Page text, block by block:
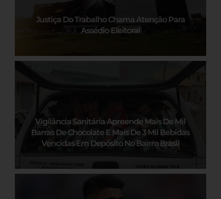
Justiça Do Trabalho Chama Atenção Para
Assédio Eleitoral
Vigilância Sanitária Apreende Mais De Mil
Barras De Chocolate E Mais De 3 Mil Bebidas
Vencidas Em Depósito No Bairro Brasil